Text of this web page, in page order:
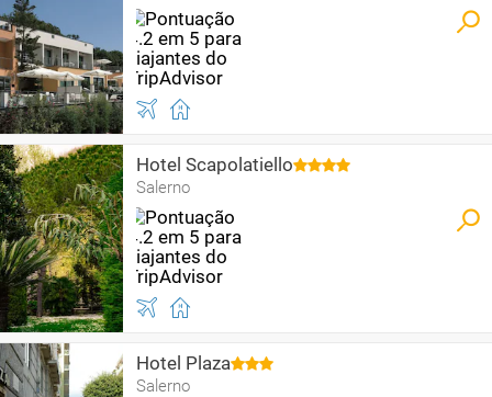
Hotel Scapolatiello
Salerno
Hotel Plaza
Salerno